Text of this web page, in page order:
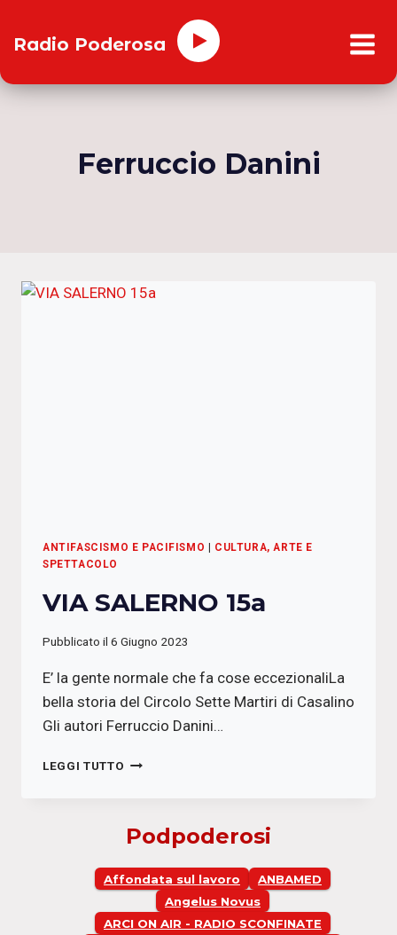
Radio Poderosa
Ferruccio Danini
ANTIFASCISMO E PACIFISMO | CULTURA, ARTE E
SPETTACOLO
VIA SALERNO 15a
Pubblicato il 6 Giugno 2023
E’ la gente normale che fa cose eccezionaliLa
bella storia del Circolo Sette Martiri di Casalino
Gli autori Ferruccio Danini…
LEGGI TUTTO VIA
Podpoderosi
Affondata sul lavoro
ANBAMED
Angelus Novus
ARCI ON AIR - RADIO SCONFINATE